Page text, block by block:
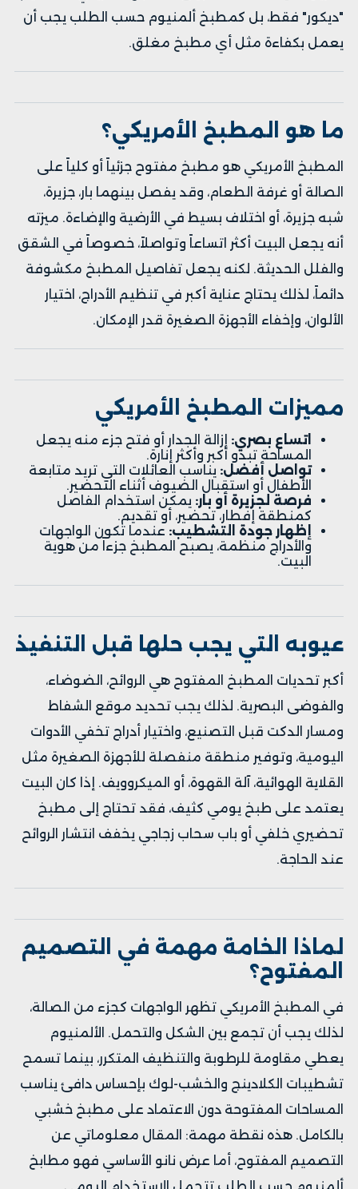
"ديكور" فقط، بل كمطبخ ألمنيوم حسب الطلب يجب أن
يعمل بكفاءة مثل أي مطبخ مغلق.
ما هو المطبخ الأمريكي؟
المطبخ الأمريكي هو مطبخ مفتوح جزئياً أو كلياً على
الصالة أو غرفة الطعام، وقد يفصل بينهما بار، جزيرة،
شبه جزيرة، أو اختلاف بسيط في الأرضية والإضاءة. ميزته
أنه يجعل البيت أكثر اتساعاً وتواصلاً، خصوصاً في الشقق
والفلل الحديثة. لكنه يجعل تفاصيل المطبخ مكشوفة
دائماً، لذلك يحتاج عناية أكبر في تنظيم الأدراج، اختيار
الألوان، وإخفاء الأجهزة الصغيرة قدر الإمكان.
مميزات المطبخ الأمريكي
اتساع بصري: إزالة الجدار أو فتح جزء منه يجعل
المساحة تبدو أكبر وأكثر إنارة.
تواصل أفضل: يناسب العائلات التي تريد متابعة
الأطفال أو استقبال الضيوف أثناء التحضير.
فرصة لجزيرة أو بار: يمكن استخدام الفاصل
كمنطقة إفطار، تحضير، أو تقديم.
إظهار جودة التشطيب: عندما تكون الواجهات
والأدراج منظمة، يصبح المطبخ جزءاً من هوية
البيت.
عيوبه التي يجب حلها قبل التنفيذ
أكبر تحديات المطبخ المفتوح هي الروائح، الضوضاء،
والفوضى البصرية. لذلك يجب تحديد موقع الشفاط
ومسار الدكت قبل التصنيع، واختيار أدراج تخفي الأدوات
اليومية، وتوفير منطقة منفصلة للأجهزة الصغيرة مثل
القلاية الهوائية، آلة القهوة، أو الميكروويف. إذا كان البيت
يعتمد على طبخ يومي كثيف، فقد تحتاج إلى مطبخ
تحضيري خلفي أو باب سحاب زجاجي يخفف انتشار الروائح
عند الحاجة.
لماذا الخامة مهمة في التصميم
المفتوح؟
في المطبخ الأمريكي تظهر الواجهات كجزء من الصالة،
لذلك يجب أن تجمع بين الشكل والتحمل. الألمنيوم
يعطي مقاومة للرطوبة والتنظيف المتكرر، بينما تسمح
تشطيبات الكلادينج والخشب-لوك بإحساس دافئ يناسب
المساحات المفتوحة دون الاعتماد على مطبخ خشبي
بالكامل. هذه نقطة مهمة: المقال معلوماتي عن
التصميم المفتوح، أما عرض نانو الأساسي فهو مطابخ